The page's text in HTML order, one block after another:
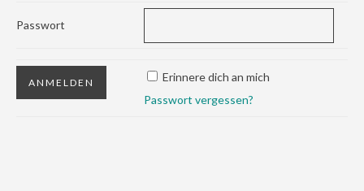
Passwort
Erinnere dich an mich
Passwort vergessen?